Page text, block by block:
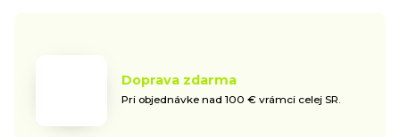
Doprava zdarma
Pri objednávke nad 100 € vrámci celej SR.